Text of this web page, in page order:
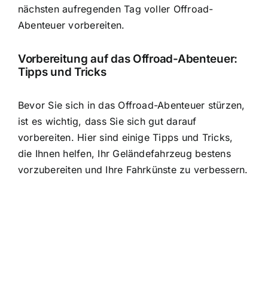
nächsten aufregenden Tag voller Offroad-
Abenteuer vorbereiten.
Vorbereitung auf das Offroad-Abenteuer:
Tipps und Tricks
Bevor Sie sich in das Offroad-Abenteuer stürzen,
ist es wichtig, dass Sie sich gut darauf
vorbereiten. Hier sind einige Tipps und Tricks,
die Ihnen helfen, Ihr Geländefahrzeug bestens
vorzubereiten und Ihre Fahrkünste zu verbessern.